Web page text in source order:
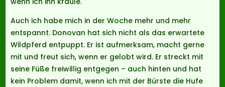
Auch ich habe mich in der Woche mehr und mehr
entspannt. Donovan hat sich nicht als das erwartete
Wildpferd entpuppt. Er ist aufmerksam, macht gerne
mit und freut sich, wenn er gelobt wird. Er streckt mit
seine Füße freiwillig entgegen – auch hinten und hat
kein Problem damit, wenn ich mit der Bürste die Hufe